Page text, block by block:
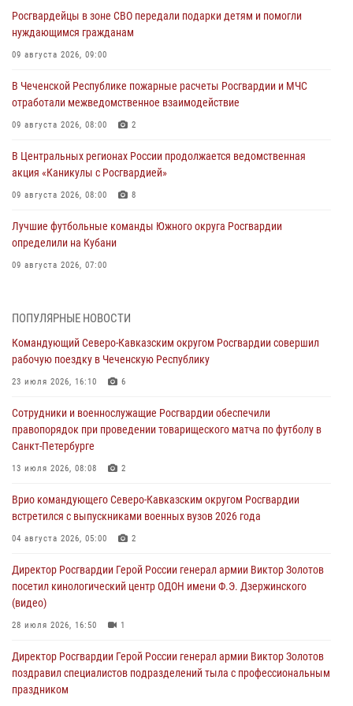
Росгвардейцы в зоне СВО передали подарки детям и помогли
нуждающимся гражданам
09 августа 2026, 09:00
В Чеченской Республике пожарные расчеты Росгвардии и МЧС
отработали межведомственное взаимодействие
09 августа 2026, 08:00 2
В Центральных регионах России продолжается ведомственная
акция «Каникулы с Росгвардией»
09 августа 2026, 08:00 8
Лучшие футбольные команды Южного округа Росгвардии
определили на Кубани
09 августа 2026, 07:00
(видео)
Росгвардейцы провели занятие по стрелковой подготовке для
воспитанников Центра детского, юношеского туризма и
09 августа 2026, 05:00
В регионах Урала бойцам Росгвардии в зону СВО передали свежие
тиражи газет
Всероссийская ведомственная акции «Каникулы с Росгвардией
проходит в Сибири
ПОПУЛЯРНЫЕ НОВОСТИ
Командующий Северо-Кавказским округом Росгвардии совершил
рабочую поездку в Чеченскую Республику
23 июля 2026, 16:10 6
Сотрудники и военнослужащие Росгвардии обеспечили
правопорядок при проведении товарищеского матча по футболу в
Санкт-Петербурге
13 июля 2026, 08:08 2
Врио командующего Северо-Кавказским округом Росгвардии
встретился с выпускниками военных вузов 2026 года
04 августа 2026, 05:00 2
Директор Росгвардии Герой России генерал армии Виктор Золотов
посетил кинологический центр ОДОН имени Ф.Э. Дзержинского
(видео)
28 июля 2026, 16:50 1
Директор Росгвардии Герой России генерал армии Виктор Золотов
поздравил специалистов подразделений тыла с профессиональным
праздником